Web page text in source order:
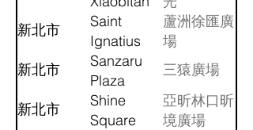
Forest
Feast
新北市
Saint
Ignatius
Plaza
蘆洲徐匯廣
場
新北市
Sanzaru
Plaza
三猿廣場
新北市
Shine
Square
亞昕林口昕
境廣場